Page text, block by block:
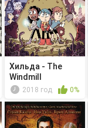
Хильда - The
Windmill
2018 год 0%